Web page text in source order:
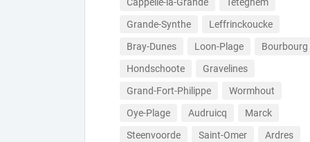
Grande-Synthe
Leffrinckoucke
Bray-Dunes
Loon-Plage
Bourbourg
Hondschoote
Gravelines
Grand-Fort-Philippe
Wormhout
Oye-Plage
Audruicq
Marck
Steenvoorde
Saint-Omer
Ardres